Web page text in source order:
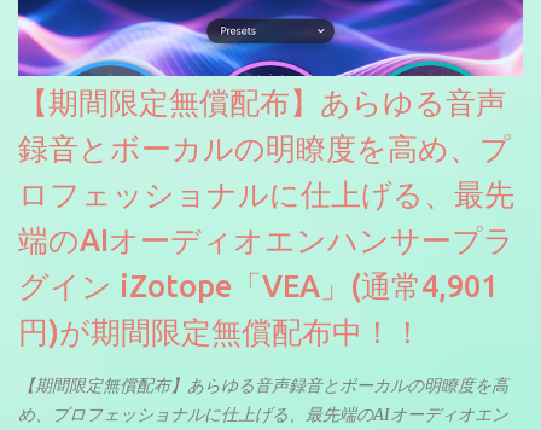
【期間限定無償配布】あらゆる音声
録音とボーカルの明瞭度を高め、プ
ロフェッショナルに仕上げる、最先
端のAIオーディオエンハンサープラ
グイン iZotope「VEA」(通常4,901
円)が期間限定無償配布中！！
【期間限定無償配布】あらゆる音声録音とボーカルの明瞭度を高
め、プロフェッショナルに仕上げる、最先端のAIオーディオエン